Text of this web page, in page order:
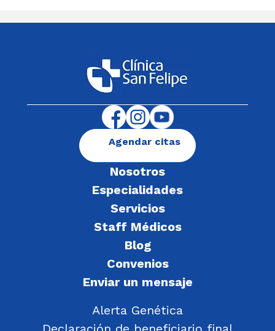
Nosotros
Especialidades
Servicios
Staff Médicos
Blog
Convenios
Enviar un mensaje
Alerta Genética
Agendar citas